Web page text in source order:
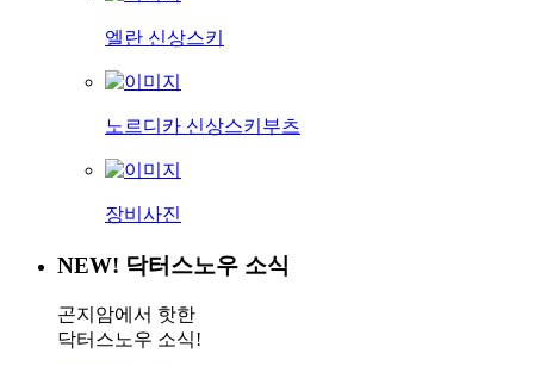
엘란 신상스키
노르디카 신상스키부츠
장비사진
NEW! 닥터스노우 소식
곤지암에서 핫한
닥터스노우 소식!